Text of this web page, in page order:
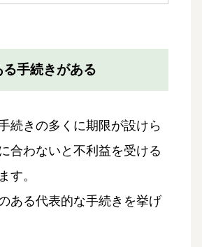
手続きがある
続きの多くに期限が設けら
合わないと不利益を受ける
す。
ある代表的な手続きを挙げ